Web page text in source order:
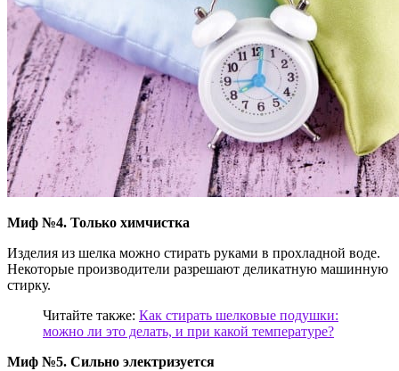
Миф №4. Только химчистка
Изделия из шелка можно стирать руками в прохладной воде.
Некоторые производители разрешают деликатную машинную
стирку.
Читайте также: Как стирать шелковые подушки:
можно ли это делать, и при какой температуре?
Миф №5. Сильно электризуется